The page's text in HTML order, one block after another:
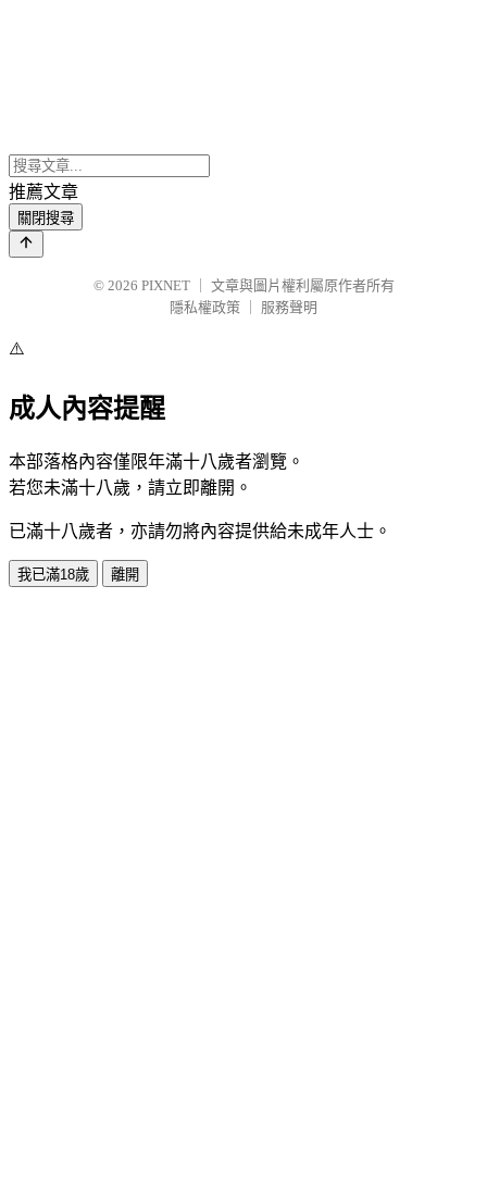
推薦文章
關閉搜尋
© 2026 PIXNET
文章與圖片權利屬原作者所有
隱私權政策
服務聲明
⚠️
成人內容提醒
本部落格內容僅限年滿十八歲者瀏覽。
若您未滿十八歲，請立即離開。
已滿十八歲者，亦請勿將內容提供給未成年人士。
我已滿18歲 離開